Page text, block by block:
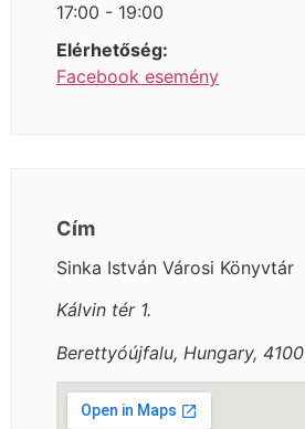
17:00 - 19:00
Elérhetőség:
Facebook esemény
Cím
Sinka István Városi Könyvtár
Kálvin tér 1.
Berettyóújfalu, Hungary, 4100